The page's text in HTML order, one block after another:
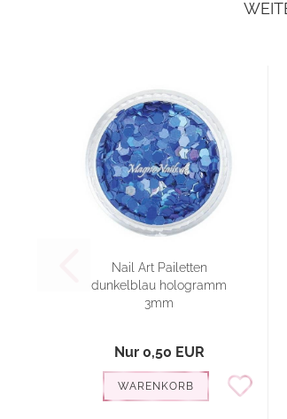
Nail Art Pailetten
dunkelblau hologramm
3mm
Nur 0,50 EUR
WARENKORB